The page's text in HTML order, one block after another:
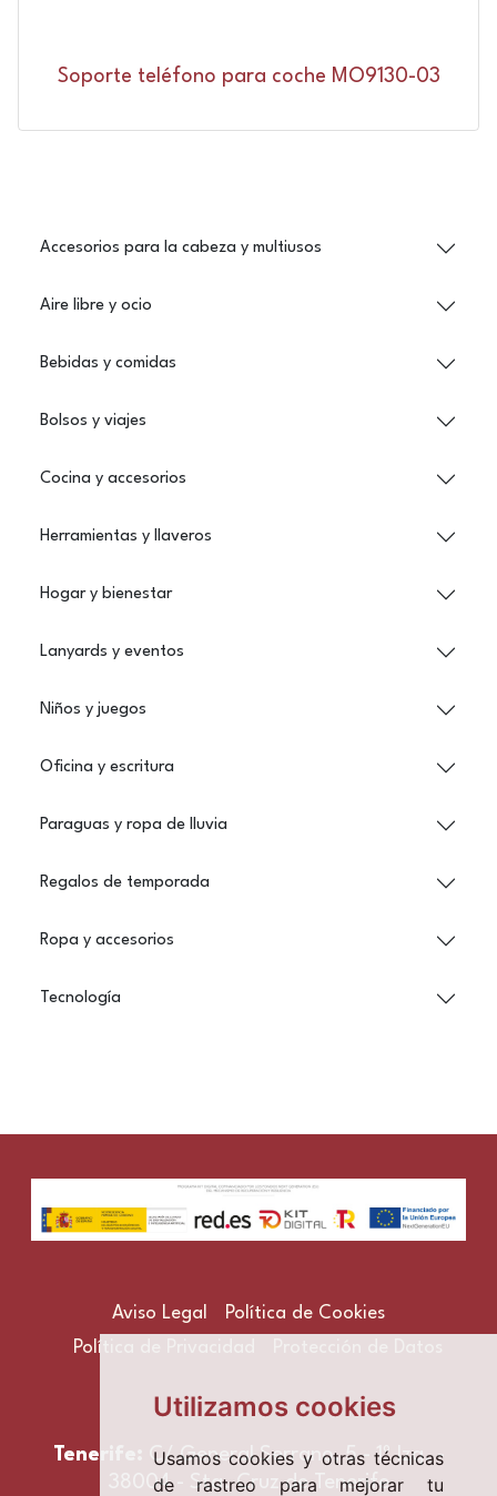
Utilizamos cookies
Usamos cookies y otras técnicas
de rastreo para mejorar tu
Soporte teléfono para coche MO9130-03
Accesorios para la cabeza y multiusos
Aire libre y ocio
Bebidas y comidas
Bolsos y viajes
Cocina y accesorios
Herramientas y llaveros
Hogar y bienestar
Lanyards y eventos
Niños y juegos
Oficina y escritura
Paraguas y ropa de lluvia
Regalos de temporada
Ropa y accesorios
Tecnología
Aviso Legal
Política de Cookies
Política de Privacidad
Tenerife:
C/ General Serrano, 5 - 1º Izq. -
38004 - Sta. Cruz de Tenerife